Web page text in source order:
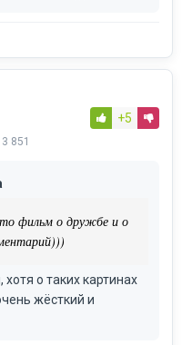
3 851
+5
фильм о дружбе и о
о таких картинах
жёсткий и